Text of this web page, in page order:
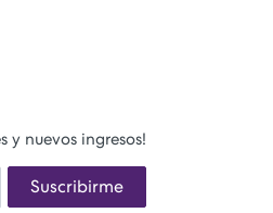
y nuevos ingresos!
Suscribirme